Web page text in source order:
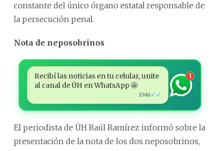
constante del único órgano estatal responsable de
la persecución penal.
Nota de neposobrinos
Recibí las noticias en tu celular, unite
al canal de ÚH en WhatsApp 🤩
15:41✓✓
1
El periodista de ÚH Raúl Ramírez informó sobre la
presentación de la nota de los dos neposobrinos,